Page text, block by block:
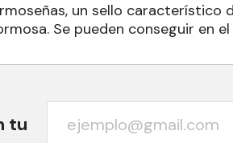
un sello característico
Se pueden conseguir en
tu